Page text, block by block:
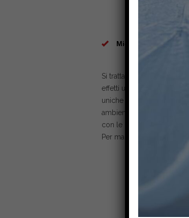
Micro terrazzo
Si tratta del pavimento di
effetti un seminato alla
uniche senza rinunciare
ambienti consentendo di
con le dimensioni e
Per maggiori informazioni